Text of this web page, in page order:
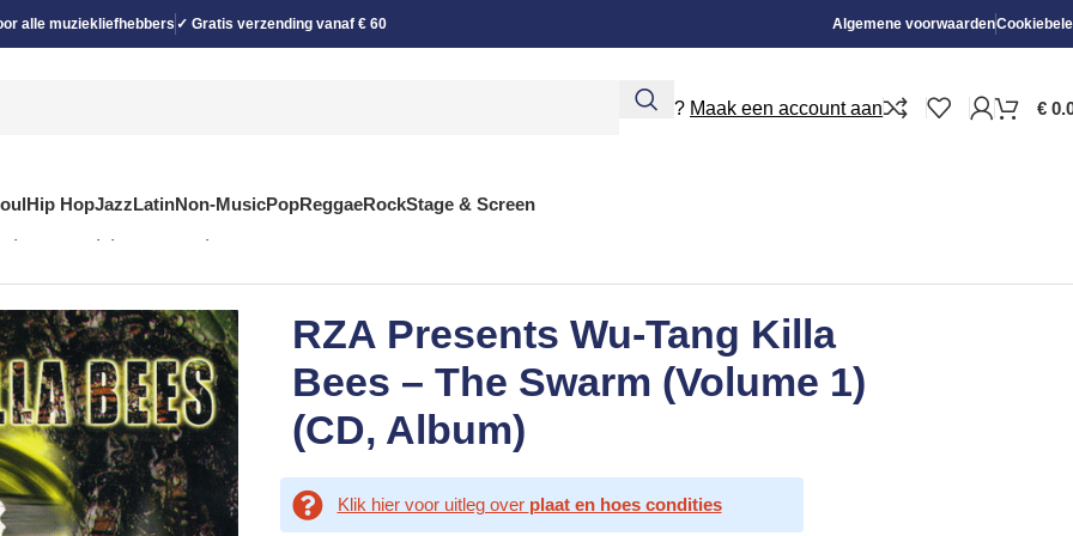
alle muziekliefhebbers ✓ Gratis verzending vanaf € 60 Algemene voorwaarden
Nieuw? Maak een account aan €
Hip HopJazzLatinNon-MusicPopReggaeRockStage & Screen
RZA Presents Wu-Tang Killa
Bees – The Swarm (Volume 1)
(CD, Album)
Klik hier voor uitleg over plaat en hoes condities